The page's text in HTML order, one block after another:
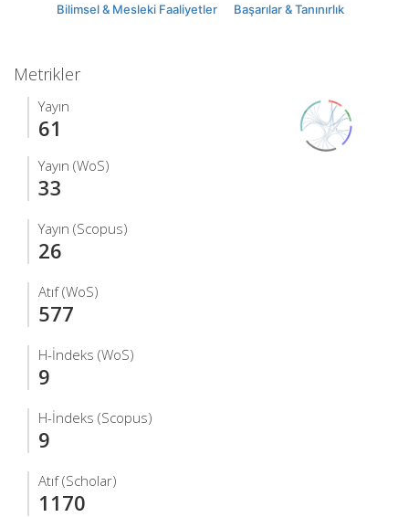
Bilimsel & Mesleki Faaliyetler Başarılar & Tanınırlık
Metrikler
Yayın
61
Yayın (WoS)
33
Yayın (Scopus)
26
Atıf (WoS)
577
H-İndeks (WoS)
9
H-İndeks (Scopus)
9
Atıf (Scholar)
1170